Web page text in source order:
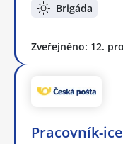
Brigáda
Zveřejněno: 12.
Pracovník-